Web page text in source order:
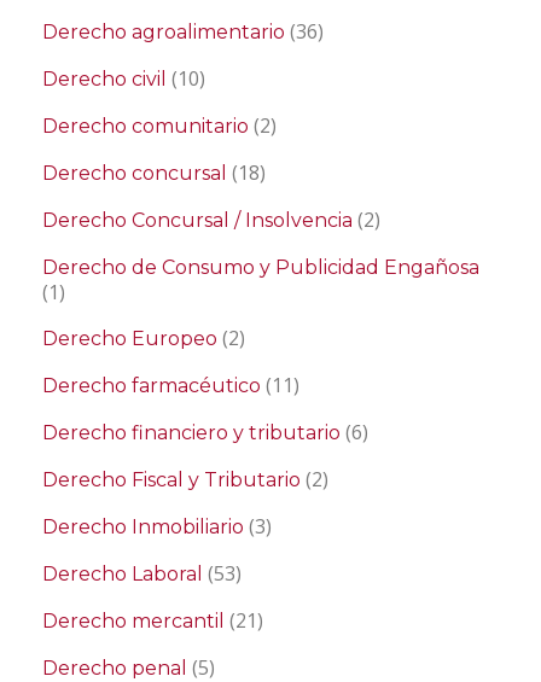
Derecho agroalimentario (36)
Derecho civil (10)
Derecho comunitario (2)
Derecho concursal (18)
Derecho Concursal / Insolvencia (2)
Derecho de Consumo y Publicidad Engañosa
(1)
Derecho Europeo (2)
Derecho farmacéutico (11)
Derecho financiero y tributario (6)
Derecho Fiscal y Tributario (2)
Derecho Inmobiliario (3)
Derecho Laboral (53)
Derecho mercantil (21)
Derecho penal (5)